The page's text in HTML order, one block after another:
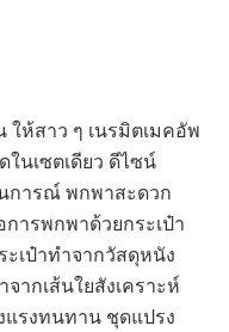
ให้สาว ๆ เนรมิตเมคอัพ
นเซตเดียว ดีไซน์
การณ์ พกพาสะดวก
ารพกพาด้วยกระเป๋า
เป๋าทำจากวัสดุหนัง
ากเส้นใยสังเคราะห์
รงทนทาน ชุดแปรง